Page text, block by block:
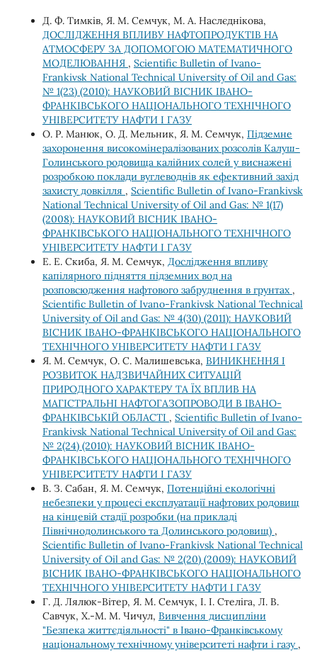
Д. Ф. Тимків, Я. М. Семчук, М. А. Наслєднікова,
ДОСЛІДЖЕННЯ ВПЛИВУ НАФТОПРОДУКТІВ НА
АТМОСФЕРУ ЗА ДОПОМОГОЮ МАТЕМАТИЧНОГО
МОДЕЛЮВАННЯ , Scientific Bulletin of Ivano-
Frankivsk National Technical University of Oil and Gas:
№ 1(23) (2010): НАУКОВИЙ ВІСНИК ІВАНО-
ФРАНКІВСЬКОГО НАЦІОНАЛЬНОГО ТЕХНІЧНОГО
УНІВЕРСИТЕТУ НАФТИ І ГАЗУ
О. Р. Манюк, О. Д. Мельник, Я. М. Семчук, Підземне
захоронення високомінералізованих розсолів Калуш-
Голинського родовища калійних солей у виснажені
розробкою поклади вуглеводнів як ефективний захід
захисту довкілля , Scientific Bulletin of Ivano-Frankivsk
National Technical University of Oil and Gas: № 1(17)
(2008): НАУКОВИЙ ВІСНИК ІВАНО-
ФРАНКІВСЬКОГО НАЦІОНАЛЬНОГО ТЕХНІЧНОГО
УНІВЕРСИТЕТУ НАФТИ І ГАЗУ
Е. Е. Скиба, Я. М. Семчук, Дослідження впливу
капілярного підняття підземних вод на
розповсюдження нафтового забруднення в грунтах ,
Scientific Bulletin of Ivano-Frankivsk National Technical
University of Oil and Gas: № 4(30) (2011): НАУКОВИЙ
ВІСНИК ІВАНО-ФРАНКІВСЬКОГО НАЦІОНАЛЬНОГО
ТЕХНІЧНОГО УНІВЕРСИТЕТУ НАФТИ І ГАЗУ
Я. М. Семчук, О. С. Малишевська, ВИНИКНЕННЯ І
РОЗВИТОК НАДЗВИЧАЙНИХ СИТУАЦІЙ
ПРИРОДНОГО ХАРАКТЕРУ ТА ЇХ ВПЛИВ НА
МАГІСТРАЛЬНІ НАФТОГАЗОПРОВОДИ В ІВАНО-
ФРАНКІВСЬКІЙ ОБЛАСТІ , Scientific Bulletin of Ivano-
Frankivsk National Technical University of Oil and Gas:
№ 2(24) (2010): НАУКОВИЙ ВІСНИК ІВАНО-
ФРАНКІВСЬКОГО НАЦІОНАЛЬНОГО ТЕХНІЧНОГО
УНІВЕРСИТЕТУ НАФТИ І ГАЗУ
В. З. Сабан, Я. М. Семчук, Потенційні екологічні
небезпеки у процесі експлуатації нафтових родовищ
на кінцевій стадії розробки (на прикладі
Північнодолинського та Долинського родовищ) ,
Scientific Bulletin of Ivano-Frankivsk National Technical
University of Oil and Gas: № 2(20) (2009): НАУКОВИЙ
ВІСНИК ІВАНО-ФРАНКІВСЬКОГО НАЦІОНАЛЬНОГО
ТЕХНІЧНОГО УНІВЕРСИТЕТУ НАФТИ І ГАЗУ
Г. Д. Лялюк-Вітер, Я. М. Семчук, І. І. Стеліга, Л. В.
Савчук, Х.-М. М. Чичул, Вивчення дисципліни
"Безпека життєдіяльності" в Івано-Франківському
національному технічному університеті нафти і газу ,